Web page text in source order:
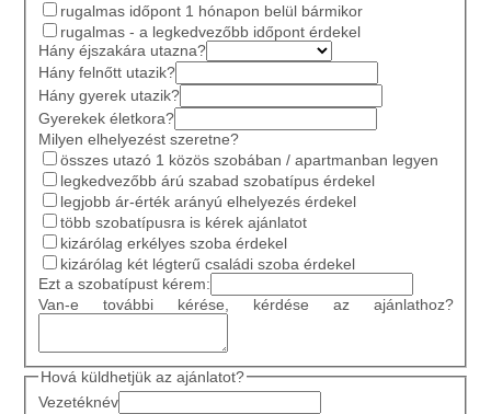
rugalmas időpont 1 hónapon belül bármikor
rugalmas - a legkedvezőbb időpont érdekel
Hány éjszakára utazna?
Hány felnőtt utazik?
Hány gyerek utazik?
Gyerekek életkora?
Milyen elhelyezést szeretne?
összes utazó 1 közös szobában / apartmanban legyen
legkedvezőbb árú szabad szobatípus érdekel
legjobb ár-érték arányú elhelyezés érdekel
több szobatípusra is kérek ajánlatot
kizárólag erkélyes szoba érdekel
kizárólag két légterű családi szoba érdekel
Ezt a szobatípust kérem:
Van-e további kérése, kérdése az ajánlathoz?
Hová küldhetjük az ajánlatot?
Vezetéknév